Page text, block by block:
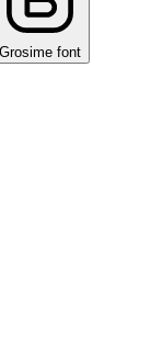
Grosime font